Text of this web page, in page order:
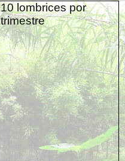
10 lombrices por
trimestre